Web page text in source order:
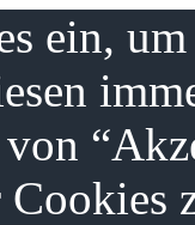
ein,